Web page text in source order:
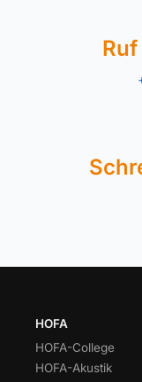
HOFA
HOFA-College
HOFA-Akustik